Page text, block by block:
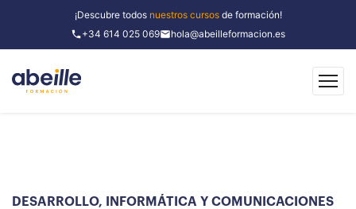
¡Descubre todos nuestros cursosde formación!
+34 614 025 069
hola@abeilleformacion.es
DESARROLLO, INFORMÁTICA Y COMUNICACIONES